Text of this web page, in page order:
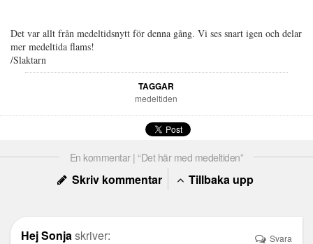
Det var allt från medeltidsnytt för denna gång. Vi ses snart igen och delar
mer medeltida flams!
/Slaktarn
TAGGAR
medeltiden
En kommentar | “Det här med medeltiden”
Skriv kommentar Tillbaka upp
Hej Sonjaskriver: Svara